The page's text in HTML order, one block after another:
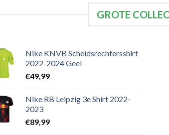
GROTE
Nike KNVB Scheidsrechtersshirt
2022-2024 Geel
€49,99
Nike RB Leipzig 3e Shirt 2022-
2023
€89,99